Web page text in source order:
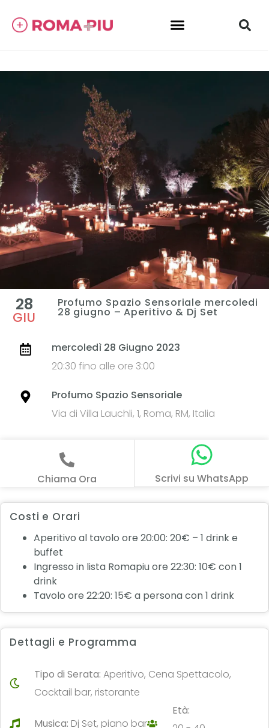
28
GIU
Profumo Spazio Sensoriale mercoledi
28 giugno – Aperitivo & Dj Set
mercoledì 28 Giugno 2023
20:30 fino alle ore 3:00
Profumo Spazio Sensoriale
Via di Villa Lauchli, 1, Roma, RM, Italia
Chiama Ora Scrivi su WhatsApp
Costi e Orari
Aperitivo al tavolo ore 20:00: 20€ – 1 drink e
buffet
Ingresso in lista Romapiu ore 22:30: 10€ con 1
drink
Tavolo ore 22:20: 15€ a persona con 1 drink
Dettagli e Programma
Tipo di Serata:Aperitivo, Cena Spettacolo,
Cocktail bar, ristorante
Musica: Dj Set, piano bar
Età: